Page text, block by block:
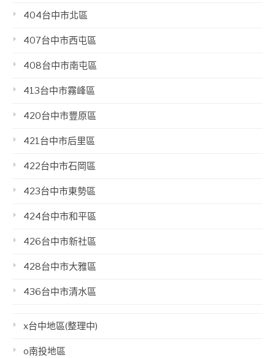
404台中市北區
407台中市西屯區
408台中市南屯區
413台中市霧峰區
420台中市豐原區
421台中市后里區
422台中市石岡區
423台中市東勢區
424台中市和平區
426台中市新社區
428台中市大雅區
436台中市清水區
x台中地區(整理中)
o南投地區